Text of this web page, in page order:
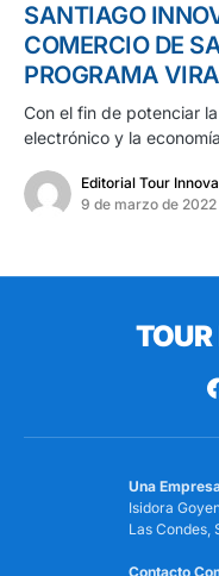
SANTIAGO
COMERCIO DE
PROGRAMA
Con el fin de potenciar
electrónico y la
Editorial Tour
9 de marzo de 2022
Una
Isidora
Las Condes,
Contacto